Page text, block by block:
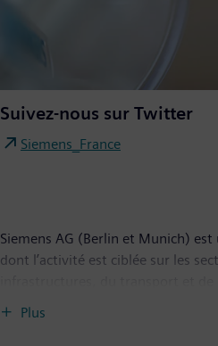
Suivez-nous sur Twitter
Siemens_France
Siemens AG (Berlin et Munich)
dont l’activité est ciblée sur les
efficientes, chaînes logistiques
Plus